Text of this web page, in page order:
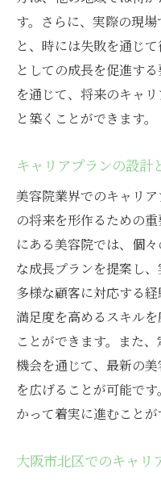
す。さらに、実際の現
と、時には失敗を通じ
としての成長を促進す
を通じて、将来のキャ
と築くことができます。
キャリアプランの設計
美容院業界でのキャリ
の将来を形作るための
にある美容院では、個
な成長プランを提案し、
多様な顧客に対応する
満足度を高めるスキル
ことができます。また
機会を通じて、最新の
を広げることが可能で
かって着実に進むことが
大阪市北区でのキャリ